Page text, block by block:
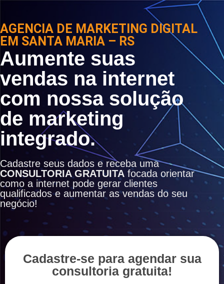
AGENCIA DE MARKETING DIGITAL
EM SANTA MARIA – RS
Aumente suas
vendas na internet
com nossa solução
de marketing
integrado.
Cadastre seus dados e receba uma
CONSULTORIA GRATUITA focada orientar
como a internet pode gerar clientes
qualificados e aumentar as vendas do seu
negócio!
Cadastre-se para agendar sua
consultoria gratuita!